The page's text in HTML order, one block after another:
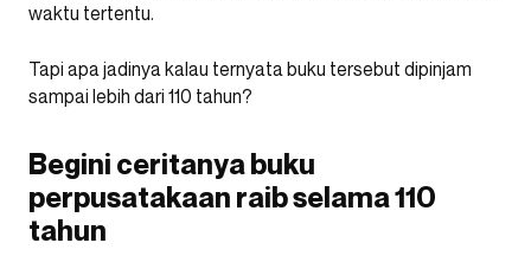
waktu tertentu.
Tapi apa jadinya kalau ternyata buku tersebut dipinjam
sampai lebih dari 110 tahun?
Begini ceritanya buku
perpusatakaan raib selama 110
tahun